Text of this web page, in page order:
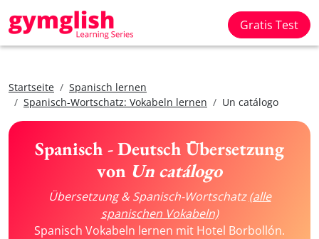
Gratis Test
Startseite
Spanisch lernen
Spanisch-Wortschatz: Vokabeln lernen
Un catálogo
Spanisch - Deutsch Übersetzung
von Un catálogo
Übersetzung & Spanisch-Wortschatz(alle
spanischen Vokabeln)
Spanisch Vokabeln lernen mit Hotel Borbollón.